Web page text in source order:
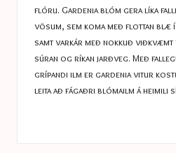
flóru. Gardenia blóm gera líka
vösum, sem koma með flottan blæ
samt varkár með nokkuð
súran og ríkan jarðveg. Með
grípandi ilm er gardenia vitur
leita að fágaðri blómailm á heimili